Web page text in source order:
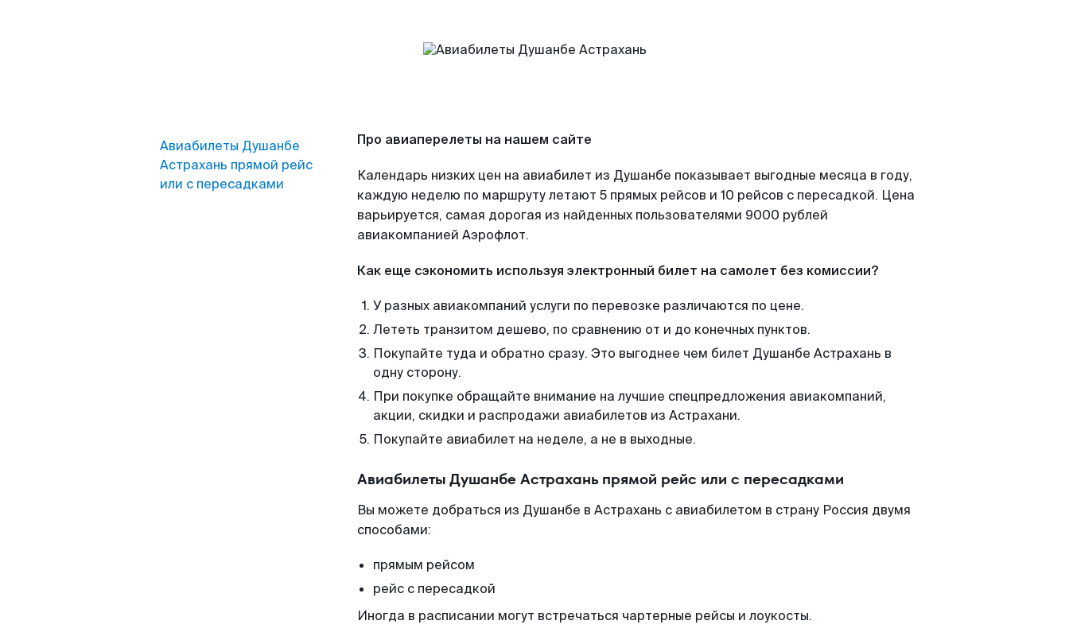
Авиабилеты Душанбе
Астрахань прямой рейс
или с пересадками
Про авиаперелеты на нашем сайте
Календарь низких цен на авиабилет из Душанбе показывает выгодные месяца в году,
каждую неделю по маршруту летают 5 прямых рейсов и 10 рейсов с пересадкой. Цена
варьируется, самая дорогая из найденных пользователями 9000 рублей
авиакомпанией Аэрофлот.
Как еще сэкономить используя электронный билет на самолет без комиссии?
У разных авиакомпаний услуги по перевозке различаются по цене.
Лететь транзитом дешево, по сравнению от и до конечных пунктов.
Покупайте туда и обратно сразу. Это выгоднее чем билет Душанбе Астрахань в
одну сторону.
При покупке обращайте внимание на лучшие спецпредложения авиакомпаний,
акции, скидки и распродажи авиабилетов из Астрахани.
Покупайте авиабилет на неделе, а не в выходные.
Авиабилеты Душанбе Астрахань прямой рейс или с пересадками
Вы можете добраться из Душанбе в Астрахань с авиабилетом в страну Россия двумя
способами:
прямым рейсом
рейс с пересадкой
Иногда в расписании могут встречаться чартерные рейсы и лоукосты.